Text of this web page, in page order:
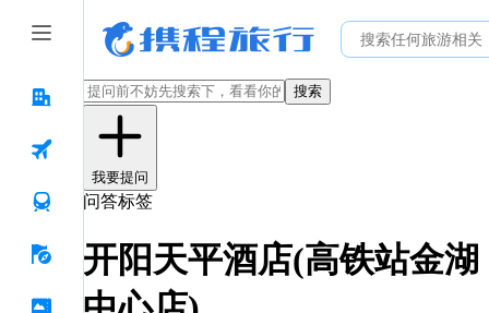
搜索
我要提问
问答标签
开阳天平酒店(高铁站金湖